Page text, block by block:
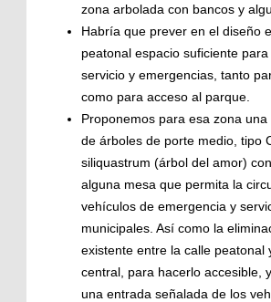
zona arbolada con bancos y
Habría que prever en el diseño
peatonal espacio suficiente
servicio y emergencias, tanto
como para acceso al parque.
Proponemos para esa zona
de árboles de porte medio, tipo
siliquastrum (árbol del amor)
alguna mesa que permita la
vehículos de emergencia y
municipales. Así como la
existente entre la calle peatonal
central, para hacerlo accesible,
una entrada señalada de los